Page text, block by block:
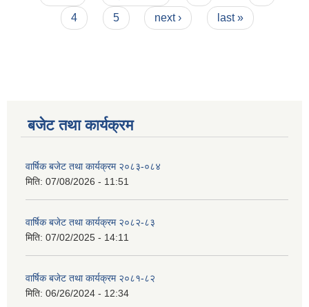
4
5 next › last »
बजेट तथा कार्यक्रम
वार्षिक बजेट तथा कार्यक्रम २०८३-०८४
मिति: 07/08/2026 - 11:51
वार्षिक बजेट तथा कार्यक्रम २०८२-८३
मिति: 07/02/2025 - 14:11
वार्षिक बजेट तथा कार्यक्रम २०८१-८२
मिति: 06/26/2024 - 12:34